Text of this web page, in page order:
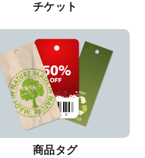
チケット
商品タグ